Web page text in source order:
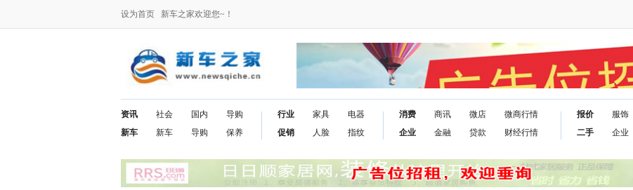
设为首页 新车之家欢迎您~！
资讯
新车
社会
新车
国内
导购
导购
保养
行业
促销
家具
人脸
电器
指纹
消费
企业
商讯
金融
微店
贷款
微商行情
财经行情
报价
二手
服饰
企业